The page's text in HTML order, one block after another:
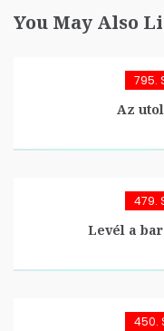
You May Also
795.
Az
479.
Levél a
450.